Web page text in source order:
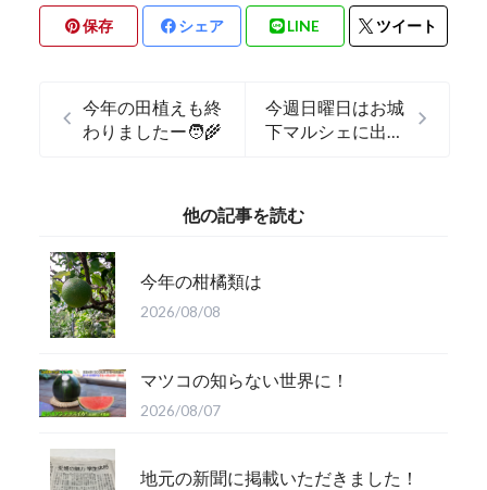
保存 シェア LINE ツイート
今年の田植えも終
わりましたー🧑‍🌾
今週日曜日はお城
下マルシェに出店
他の記事を読む
今年の柑橘類は
2026/08/08
マツコの知らない世界に！
2026/08/07
地元の新聞に掲載いただきました！